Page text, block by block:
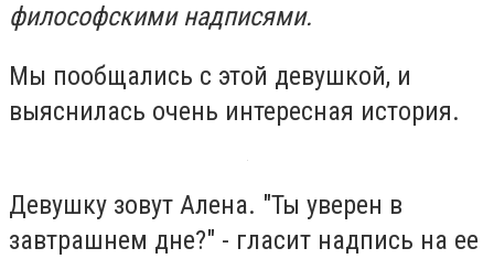
философскими надписями.
Мы пообщались с этой девушкой, и
выяснилась очень интересная история.
Девушку зовут Алена. "Ты уверен в
завтрашнем дне?" - гласит надпись на ее